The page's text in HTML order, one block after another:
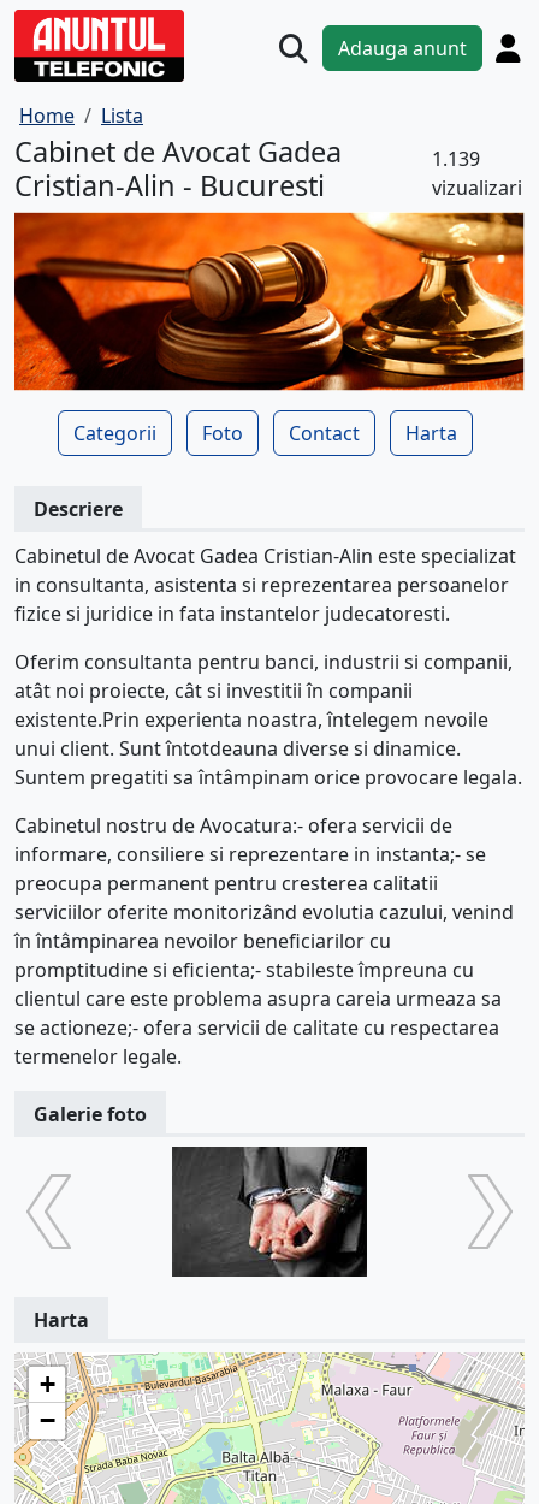
Adauga anunt
Home Lista
Cabinet de Avocat Gadea
Cristian-Alin - Bucuresti
1.139
vizualizari
Categorii Foto Contact Harta
Descriere
Cabinetul de Avocat Gadea Cristian-Alin este specializat
in consultanta, asistenta si reprezentarea persoanelor
fizice si juridice in fata instantelor judecatoresti.
Oferim consultanta pentru banci, industrii si companii,
atât noi proiecte, cât si investitii în companii
existente.Prin experienta noastra, întelegem nevoile
unui client. Sunt întotdeauna diverse si dinamice.
Suntem pregatiti sa întâmpinam orice provocare legala.
Cabinetul nostru de Avocatura:- ofera servicii de
informare, consiliere si reprezentare in instanta;- se
preocupa permanent pentru cresterea calitatii
serviciilor oferite monitorizând evolutia cazului, venind
în întâmpinarea nevoilor beneficiarilor cu
promptitudine si eficienta;- stabileste împreuna cu
clientul care este problema asupra careia urmeaza sa
se actioneze;- ofera servicii de calitate cu respectarea
termenelor legale.
Galerie foto
Harta
+
−